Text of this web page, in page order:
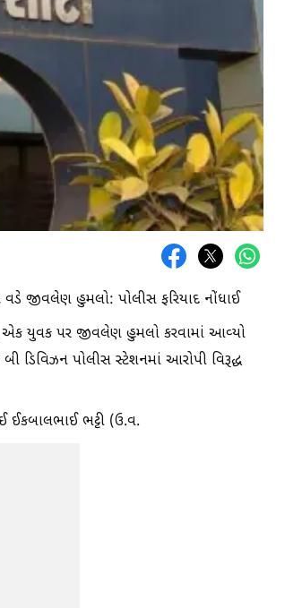
વડે જીવલેણ હુમલો: પોલીસ ફરિયાદ નોંધાઈ
એક યુવક પર જીવલેણ હુમલો કરવામાં આવ્યો
ડિવિઝન પોલીસ સ્ટેશનમાં આરોપી વિરૂદ્ધ
ઈકબાલભાઈ ભટ્ટી (ઉ.વ.